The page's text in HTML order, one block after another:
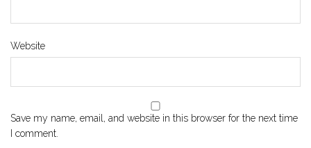
Website
Save my name, email, and website in this browser for the next time
I comment.